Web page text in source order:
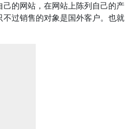
己的网站，在网站上陈列自己的产
过销售的对象是国外客户。也就